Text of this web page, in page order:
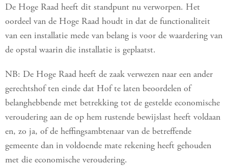
De Hoge Raad heeft dit standpunt nu verworpen. Het
oordeel van de Hoge Raad houdt in dat de functionaliteit
van een installatie mede van belang is voor de waardering van
de opstal waarin die installatie is geplaatst.
NB: De Hoge Raad heeft de zaak verwezen naar een ander
gerechtshof ten einde dat Hof te laten beoordelen of
belanghebbende met betrekking tot de gestelde economische
veroudering aan de op hem rustende bewijslast heeft voldaan
en, zo ja, of de heffingsambtenaar van de betreffende
gemeente dan in voldoende mate rekening heeft gehouden
met die economische veroudering.